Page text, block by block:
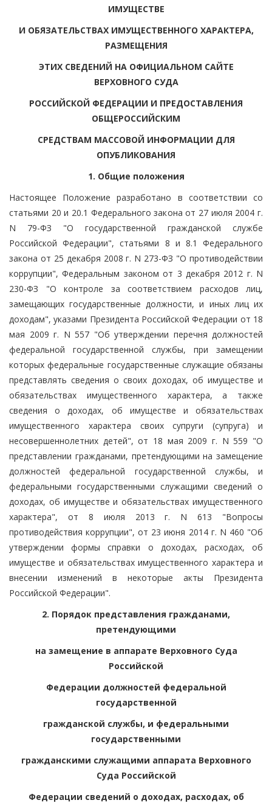
ИМУЩЕСТВЕ
И ОБЯЗАТЕЛЬСТВАХ ИМУЩЕСТВЕННОГО ХАРАКТЕРА,
РАЗМЕЩЕНИЯ
ЭТИХ СВЕДЕНИЙ НА ОФИЦИАЛЬНОМ САЙТЕ
ВЕРХОВНОГО СУДА
РОССИЙСКОЙ ФЕДЕРАЦИИ И ПРЕДОСТАВЛЕНИЯ
ОБЩЕРОССИЙСКИМ
СРЕДСТВАМ МАССОВОЙ ИНФОРМАЦИИ ДЛЯ
ОПУБЛИКОВАНИЯ
1. Общие положения
Настоящее Положение разработано в соответствии со
статьями 20 и 20.1 Федерального закона от 27 июля 2004 г.
N 79-ФЗ "О государственной гражданской службе
Российской Федерации", статьями 8 и 8.1 Федерального
закона от 25 декабря 2008 г. N 273-ФЗ "О противодействии
коррупции", Федеральным законом от 3 декабря 2012 г. N
230-ФЗ "О контроле за соответствием расходов лиц,
замещающих государственные должности, и иных лиц их
доходам", указами Президента Российской Федерации от 18
мая 2009 г. N 557 "Об утверждении перечня должностей
федеральной государственной службы, при замещении
которых федеральные государственные служащие обязаны
представлять сведения о своих доходах, об имуществе и
обязательствах имущественного характера, а также
сведения о доходах, об имуществе и обязательствах
имущественного характера своих супруги (супруга) и
несовершеннолетних детей", от 18 мая 2009 г. N 559 "О
представлении гражданами, претендующими на замещение
должностей федеральной государственной службы, и
федеральными государственными служащими сведений о
доходах, об имуществе и обязательствах имущественного
характера", от 8 июля 2013 г. N 613 "Вопросы
противодействия коррупции", от 23 июня 2014 г. N 460 "Об
утверждении формы справки о доходах, расходах, об
имуществе и обязательствах имущественного характера и
внесении изменений в некоторые акты Президента
Российской Федерации".
2. Порядок представления гражданами,
претендующими
на замещение в аппарате Верховного Суда
Российской
Федерации должностей федеральной
государственной
гражданской службы, и федеральными
государственными
гражданскими служащими аппарата Верховного
Суда Российской
Федерации сведений о доходах, расходах, об